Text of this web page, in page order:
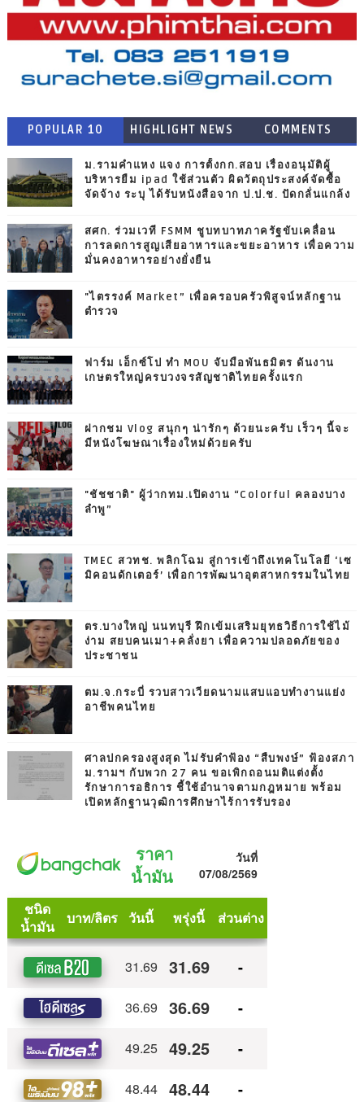
POPULAR 10 HIGHLIGHT NEWS COMMENTS
ม.รามคำแหง แจง การตั้งกก.สอบ เรื่องอนุมัติผู้
บริหารยืม ipad ใช้ส่วนตัว ผิดวัตถุประสงค์จัดซื้อ
จัดจ้าง ระบุ ได้รับหนังสือจาก ป.ป.ช. ปัดกลั่นแกล้ง
สศก. ร่วมเวที FSMM ชูบทบาทภาครัฐขับเคลื่อน
การลดการสูญเสียอาหารและขยะอาหาร เพื่อความ
มั่นคงอาหารอย่างยั่งยืน
"ไตรรงค์ Market” เพื่อครอบครัวพิสูจน์หลักฐาน
ตำรวจ
ฟาร์ม เอ็กซ์โป ทำ MOU จับมือพันธมิตร ดันงาน
เกษตรใหญ่ครบวงจรสัญชาติไทยครั้งแรก
ฝากชม Vlog สนุกๆ น่ารักๆ ด้วยนะครับ เร็วๆ นี้จะ
มีหนังโฆษณาเรื่องใหม่ด้วยครับ
"ชัชชาติ" ผู้ว่ากทม.เปิดงาน “Colorful คลองบาง
ลำพู”
TMEC สวทช. พลิกโฉม สู่การเข้าถึงเทคโนโลยี ‘เซ
มิคอนดักเตอร์’ เพื่อการพัฒนาอุตสาหกรรมในไทย
ตร.บางใหญ่ นนทบุรี ฝึกเข้มเสริมยุทธวิธีการใช้ไม้
ง่าม สยบคนเมา+คลั่งยา เพื่อความปลอดภัยของ
ประชาชน
ตม.จ.กระบี่ รวบสาวเวียดนามแสบแอบทำงานแย่ง
อาชีพคนไทย
ศาลปกครองสูงสุด ไม่รับคำฟ้อง “สืบพงษ์” ฟ้องสภา
ม.รามฯ กับพวก 27 คน ขอเพิกถอนมติแต่งตั้ง
รักษาการอธิการ ชี้ใช้อำนาจตามกฎหมาย พร้อม
เปิดหลักฐานวุฒิการศึกษาไร้การรับรอง